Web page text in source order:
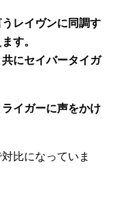
レイヴンに同調す
す。
にセイバータイガ
イガーに声をかけ
比になっていま